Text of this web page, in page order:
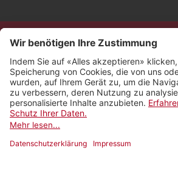
Kontakt
Impressum
Rechtliches
Netiquette